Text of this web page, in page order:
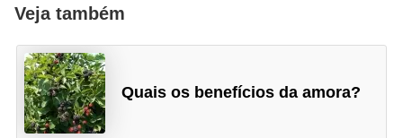
Veja também
Quais os benefícios da amora?